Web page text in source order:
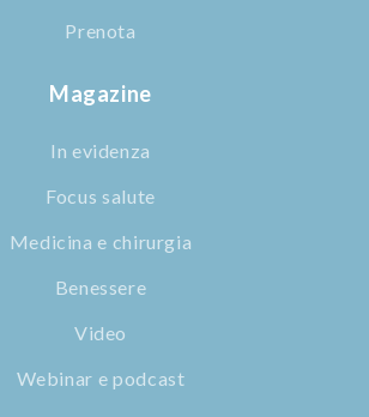
Prenota
Magazine
In evidenza
Focus salute
Medicina e chirurgia
Benessere
Video
Webinar e podcast